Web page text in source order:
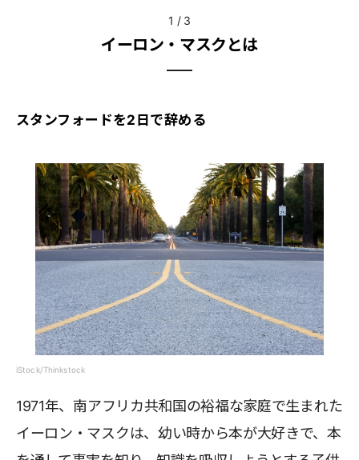
1 / 3
イーロン・マスクとは
スタンフォードを2日で辞める
iStock/Thinkstock
1971年、南アフリカ共和国の裕福な家庭で生まれた
イーロン・マスクは、幼い時から本が大好きで、本